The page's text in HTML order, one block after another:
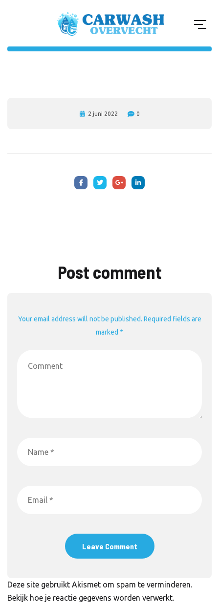
2 juni 2022 0
Post comment
Your email address will not be published. Required fields are
marked *
Deze site gebruikt Akismet om spam te verminderen.
Bekijk hoe je reactie gegevens worden verwerkt.